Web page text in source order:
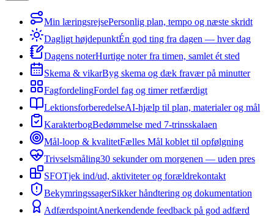
Min læringsrejsePersonlig plan, tempo og næste skridt
Dagligt højdepunktÉn god ting fra dagen — hver dag
Dagens noterHurtige noter fra timen, samlet ét sted
Skema & vikarByg skema og dæk fravær på minutter
FagfordelingFordel fag og timer retfærdigt
LektionsforberedelseAI-hjælp til plan, materialer og mål
KarakterbogBedømmelse med 7-trinsskalaen
Mål-loop & kvalitetFælles Mål koblet til opfølgning
Trivselsmåling30 sekunder om morgenen — uden pres
SFOTjek ind/ud, aktiviteter og forældrekontakt
BekymringssagerSikker håndtering og dokumentation
AdfærdspointAnerkendende feedback på god adfærd